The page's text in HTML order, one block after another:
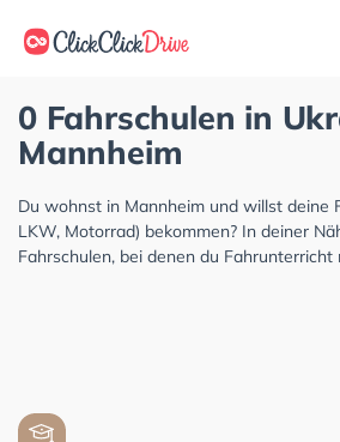
0 Fahrschulen in
Mannheim
Du wohnst in Mannheim und willst deine
LKW, Motorrad) bekommen? In deiner
Fahrschulen, bei denen du Fahrunterricht